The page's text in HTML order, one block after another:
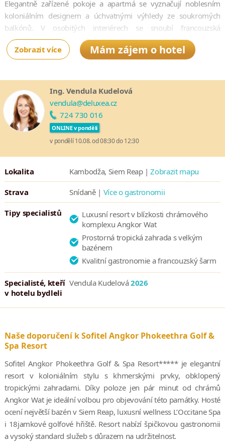
Elegantně zařízené pokoje a apartmá se vyznačují noblesním
koloniálním designem a úchvatnými výhledy ze soukromých
balkónů. V osobitých interiérech se snoubí francouzská
rafinovanost a kambodžské řemeslné umění. Kolekce dvou
restaurací a tří barů je zase zárukou rozmanitých gurmánských
romantickou večeři ve stínu chrámu Angkor Wat. Díky široké
nabídce služeb a vybavení je hotel Sofitel Angkor Phokeethra
Golf & Spa Resort ideální volbou pro páry i rodiny s dětmi.
Zobrazit více Mám zájem o hotel
Ing. Vendula Kudelová
vendula@deluxea.cz
724 730 016
ONLINE v pondělí
v pondělí 10.08. od 08:30 do 12:30
Lokalita Kambodža, Siem Reap |Zobrazit mapu
Strava Snídaně | Více o gastronomii
Tipy specialistů
Luxusní resort v blízkosti chrámového
komplexu Angkor Wat
Prostorná tropická zahrada s velkým
bazénem
Kvalitní gastronomie a francouzský šarm
Specialisté, kteří
v hotelu bydleli
Vendula Kudelová2026
Naše doporučení k Sofitel Angkor Phokeethra Golf &
Spa Resort
Sofitel Angkor Phokeethra Golf & Spa Resort***** je elegantní
resort v koloniálním stylu s khmerskými prvky, obklopený
tropickými zahradami. Díky poloze jen pár minut od chrámů
Angkor Wat je ideální volbou pro objevování této památky. Hosté
ocení největší bazén v Siem Reap, luxusní wellness L’Occitane Spa
i 18jamkové golfové hřiště. Resort nabízí špičkovou gastronomii
a vysoký standard služeb s důrazem na udržitelnost.